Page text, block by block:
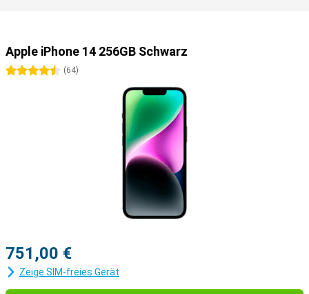
Apple iPhone 14 256GB Schwarz
4.5 Sterne
(64)
751,00 €
Zeige SIM-freies Gerät